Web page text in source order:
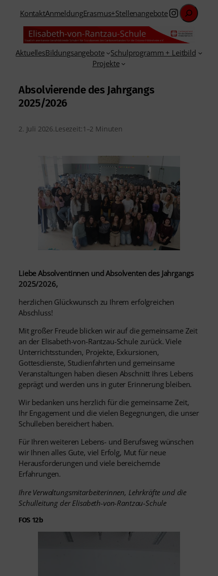
KontaktAnmeldungErasmus+Stellenangebote
Suchen
AktuellesBildungsangebote
Schulprogramm + Leitbild
Projekte
Absolvierende des Jahrgangs
2025/2026
2. Juli 2026.Lesezeit: 1–2 Minuten
Liebe Absolventinnen und Absolventen des Jahrgangs
2025/2026,
herzlichen Glückwunsch zu Ihrem erfolgreichen
Abschluss!
Mit großer Freude blicken wir auf die gemeinsame Zeit
an der Elisabeth-von-Rantzau-Schule zurück. Viele
Unterrichtsstunden, Projekte, Exkursionen,
Gottesdienste, Studienfahrten und gemeinsame
Veranstaltungen haben diesen Abschnitt Ihres Lebens
geprägt und werden uns in guter Erinnerung bleiben.
Wir bedanken uns herzlich für die gemeinsame Zeit,
Ihr Engagement und die vielen Begegnungen, die unser
Schulleben bereichert haben.
Für Ihren weiteren Lebens- und Berufsweg wünschen
wir Ihnen alles Gute, viel Erfolg, Mut für neue
Herausforderungen und viele bereichernde
Erfahrungen.
Ihre Verwaltungsmitarbeiterinnen, Lehrkräfte und die
Schulleitung der Elisabeth-von-Rantzau-Schule
FOS 12b